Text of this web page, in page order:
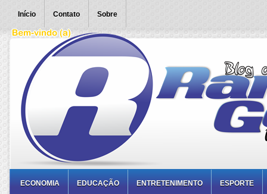
Início Contato Sobre
ECONOMIA EDUCAÇÃO ENTRETENIMENTO ESPORTE